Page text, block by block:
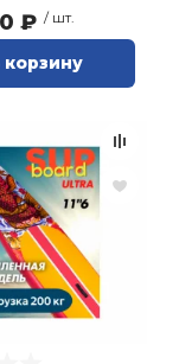
₽ / шт.
корзину